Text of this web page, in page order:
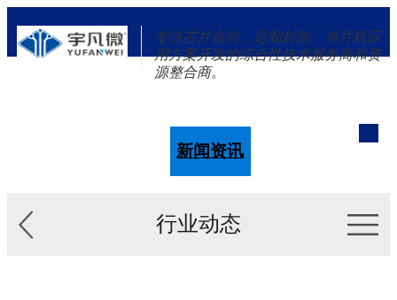
专注芯片合封、定制封装、单片机应
用方案开发的综合性技术服务商和资
源整合商。
新闻资讯
行业动态